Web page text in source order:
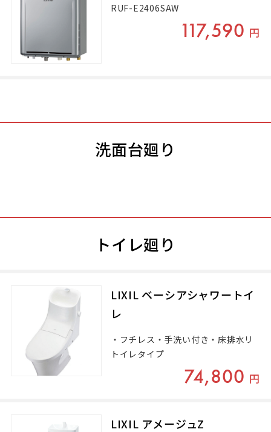
RUF-E2406SAW
117,590 円
洗面台廻り
トイレ廻り
LIXIL ベーシアシャワートイ
レ
・フチレス・手洗い付き・床排水リ
トイレタイプ
74,800 円
LIXIL アメージュZ